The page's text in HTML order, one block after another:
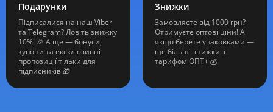
Подарунки
Підписалися на наш Viber
та Telegram? Ловіть знижку
10%! 🎉 А ще — бонуси,
купони та ексклюзивні
пропозиції тільки для
підписників 🎁
Знижки
Замовляєте від 1000 грн?
Отримуєте оптові ціни! А
якщо берете упаковками —
ще більші знижки з
тарифом ОПТ+ 💰